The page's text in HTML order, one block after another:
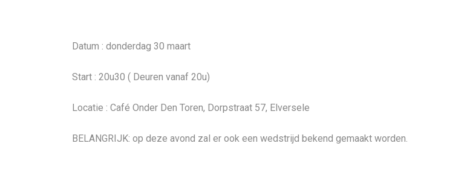
Datum : donderdag 30 maart
Start : 20u30 ( Deuren vanaf 20u)
Locatie : Café Onder Den Toren, Dorpstraat 57, Elversele
BELANGRIJK: op deze avond zal er ook een wedstrijd bekend gemaakt worden.